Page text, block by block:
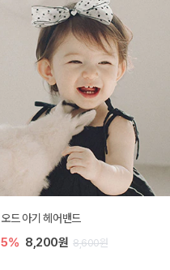
오드 아기 헤어밴드
5% 8,200원 8,600원